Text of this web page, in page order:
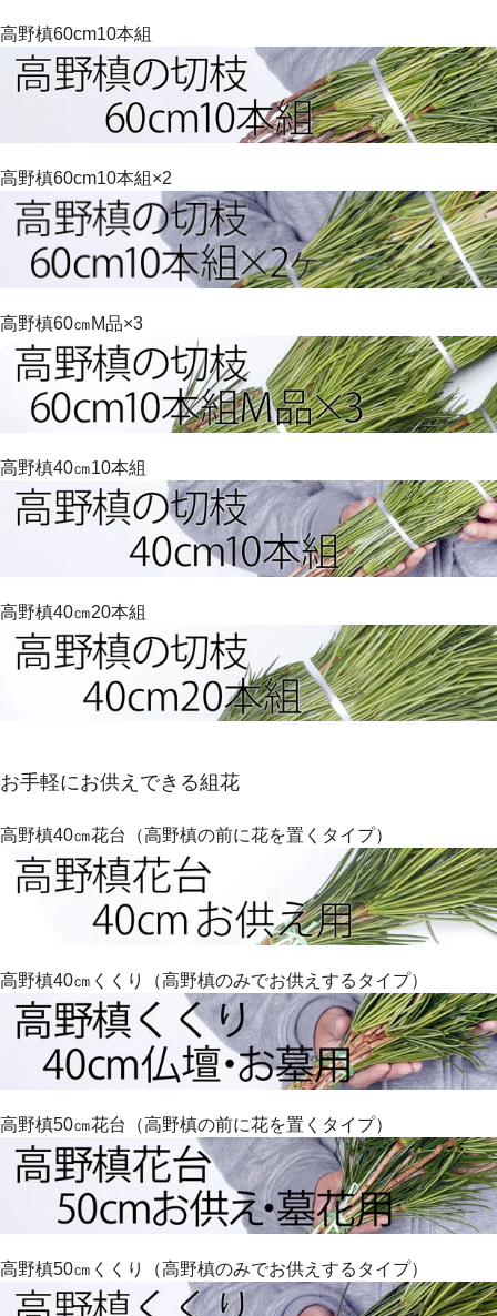
高野槙60cm10本組
高野槙60cm10本組×2
高野槙60㎝M品×3
高野槙40㎝10本組
高野槙40㎝20本組
お手軽にお供えできる組花
高野槙40㎝花台（高野槙の前に花を置くタイプ）
高野槙40㎝くくり（高野槙のみでお供えするタイプ）
高野槙50㎝花台（高野槙の前に花を置くタイプ）
高野槙50㎝くくり（高野槙のみでお供えするタイプ）